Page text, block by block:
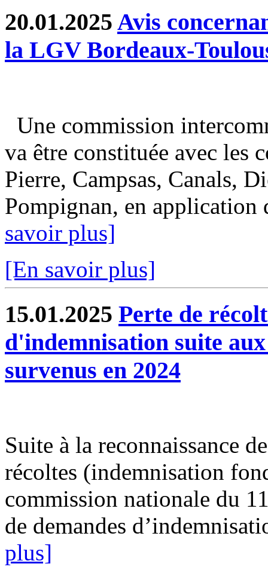
20.01.2025 Avis
la LGV Bordeaux-
Une commission
va être constituée avec les
Pierre, Campsas, Canals,
Pompignan, en
savoir plus]
[En savoir plus]
15.01.2025 Perte de
d'indemnisation suite
survenus en 2024
Suite à la reconnaissance
récoltes (indemnisation
commission nationale du
de demandes
plus]